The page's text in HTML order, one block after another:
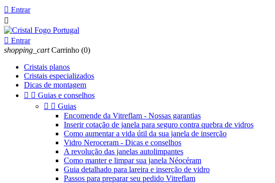
 Entrar

 Entrar
shopping_cart Carrinho (0)
Cristais planos
Cristais especializados
Dicas de montagem
  Guias e conselhos
  Guias
Encomende da Vitreflam - Nossas garantias
Inserir cotação de janela para seguro contra quebra de vidros
Como aumentar a vida útil da sua janela de inserção
Vidro Neroceram - Dicas e conselhos
A revolução das janelas autolimpantes
Como manter e limpar sua janela Néocéram
Guia detalhado para lareira e inserção de vidro
Passos para preparar seu pedido Vitreflam